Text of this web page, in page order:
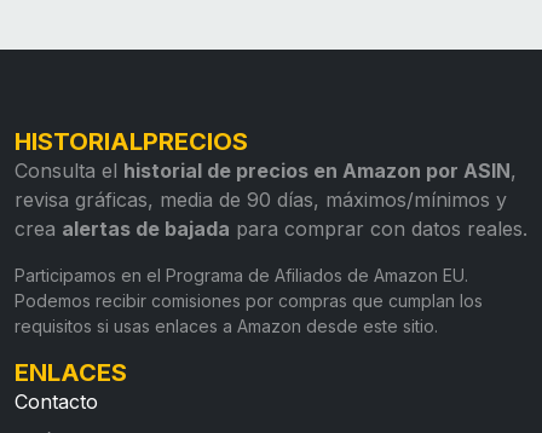
HISTORIALPRECIOS
Consulta el historial de precios en Amazon por ASIN,
revisa gráficas, media de 90 días, máximos/mínimos y
crea alertas de bajada para comprar con datos reales.
Participamos en el Programa de Afiliados de Amazon EU.
Podemos recibir comisiones por compras que cumplan los
requisitos si usas enlaces a Amazon desde este sitio.
ENLACES
Contacto